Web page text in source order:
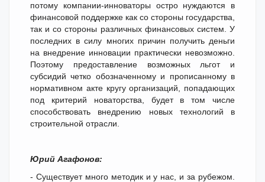
потому компании-инноваторы остро нуждаются в
финансовой поддержке как со стороны государства,
так и со стороны различных финансовых систем. У
последних в силу многих причин получить деньги
на внедрение инновации практически невозможно.
Поэтому предоставление возможных льгот и
субсидий четко обозначенному и прописанному в
нормативном акте кругу организаций, попадающих
под критерий новаторства, будет в том числе
способствовать внедрению новых технологий в
строительной отрасли.
Юрий Агафонов:
- Существует много методик и у нас, и за рубежом.